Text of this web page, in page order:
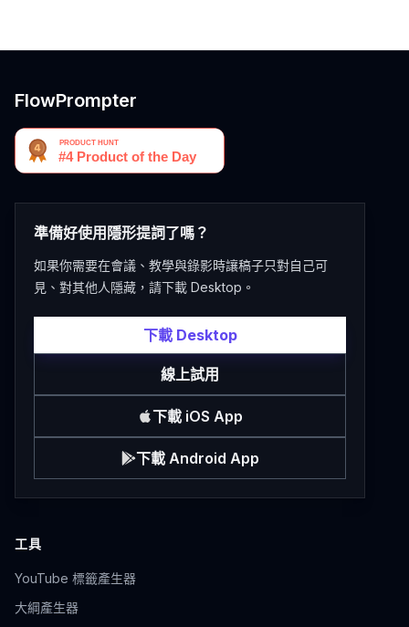
FlowPrompter
準備好使用隱形提詞了嗎？
如果你需要在會議、教學與錄影時讓稿子只對自己可
見、對其他人隱藏，請下載 Desktop。
下載 Desktop
線上試用
下載 iOS App
下載 Android App
工具
YouTube 標籤產生器
大綱產生器